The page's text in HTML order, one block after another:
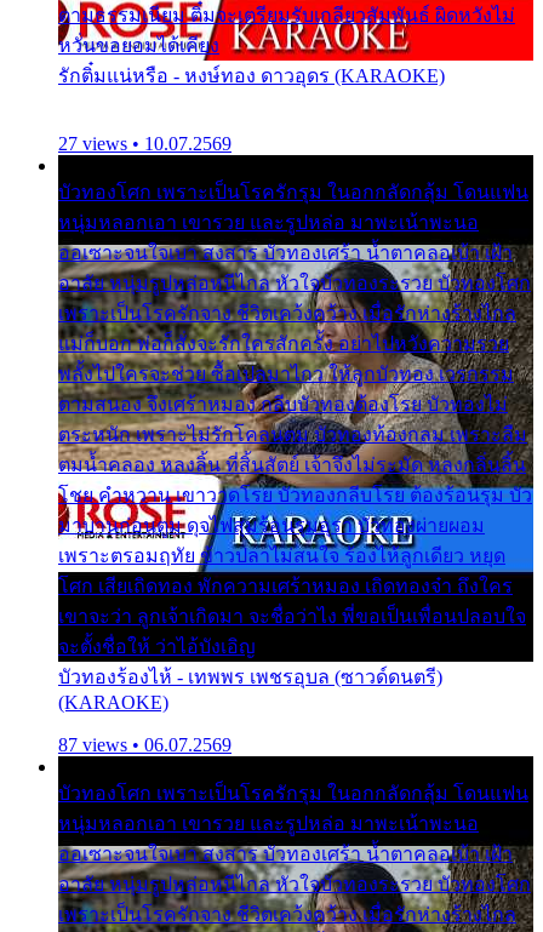
ตามธรรมเนียม ติ๋มจะเตรียมรับเกลียวสัมพันธ์ ผิดหวังไม่
หวั่นขอยอมได้เคียง
รักติ๋มแน่หรือ - หงษ์ทอง ดาวอุดร (KARAOKE)
27 views • 10.07.2569
บัวทองโศก เพราะเป็นโรครักรุม ในอกกลัดกลุ้ม โดนแฟน
หนุ่มหลอกเอา เขารวย และรูปหล่อ มาพะเน้าพะนอ
ออเซาะจนใจเบา สงสาร บัวทองเศร้า น้ำตาคลอเบ้า เฝ้า
อาลัย หนุ่มรูปหล่อหนีไกล หัวใจบัวทองระรวย บัวทองโศก
เพราะเป็นโรครักจาง ชีวิตเคว้งคว้าง เมื่อรักห่างร้างไกล
แม่ก็บอก พ่อก็สั่งจะรักใครสักครั้ง อย่าไปหวังความรวย
พลั้งไปใครจะช่วย ซื้อเปลมาไกว ให้ลูกบัวทอง เวรกรรม
ตามสนอง จึงเศร้าหมอง กลีบบัวทองต้องโรย บัวทองไม่
ตระหนัก เพราะไม่รักโคลนตม บัวทองท้องกลม เพราะลืม
ตมน้ำคลอง หลงลิ้น ที่สิ้นสัตย์ เจ้าจึงไม่ระมัด หลงกลิ่นลิ้น
โชย คำหวาน เขาวาดโรย บัวทองกลีบโรย ต้องร้อนรุม บัว
มาบานก่อนตูม ดุจไฟสุมร้อนรุมอุรา บัวทองผ่ายผอม
เพราะตรอมฤทัย ข้าวปลาไม่สนใจ ร้องไห้ลูกเดียว หยุด
โศก เสียเถิดทอง พักความเศร้าหมอง เถิดทองจ๋า ถึงใคร
เขาจะว่า ลูกเจ้าเกิดมา จะชื่อว่าไง พี่ขอเป็นเพื่อนปลอบใจ
จะตั้งชื่อให้ ว่าไอ้บังเอิญ
บัวทองร้องไห้ - เทพพร เพชรอุบล (ซาวด์ดนตรี)
(KARAOKE)
87 views • 06.07.2569
บัวทองโศก เพราะเป็นโรครักรุม ในอกกลัดกลุ้ม โดนแฟน
หนุ่มหลอกเอา เขารวย และรูปหล่อ มาพะเน้าพะนอ
ออเซาะจนใจเบา สงสาร บัวทองเศร้า น้ำตาคลอเบ้า เฝ้า
อาลัย หนุ่มรูปหล่อหนีไกล หัวใจบัวทองระรวย บัวทองโศก
เพราะเป็นโรครักจาง ชีวิตเคว้งคว้าง เมื่อรักห่างร้างไกล